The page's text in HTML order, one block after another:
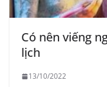
Có nên viếng
lịch
13/10/2022